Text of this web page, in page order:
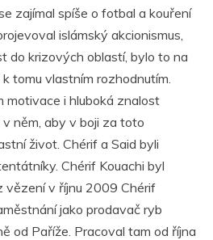
zajímal spíše o fotbal a kouření
islámský akcionismus,
do krizových oblastí, bylo to na
tomu vlastním rozhodnutím.
motivace i hluboká znalost
něm, aby v boji za toto
život. Chérif a Said byli
Chérif Kouachi byl
vězení v říjnu 2009 Chérif
jako prodavač ryb
od Paříže. Pracoval tam od října